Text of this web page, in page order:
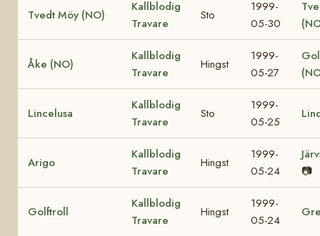
Tvedt Möy (NO)
Kallblodig
Travare
Sto
1999-
05-30
Åke (NO)
Kallblodig
Travare
Hingst
1999-
05-27
Lincelusa
Kallblodig
Travare
Sto
1999-
05-25
Arigo
Kallblodig
Travare
Hingst
1999-
05-24
📷
Golftroll
Kallblodig
Travare
Hingst
1999-
05-24